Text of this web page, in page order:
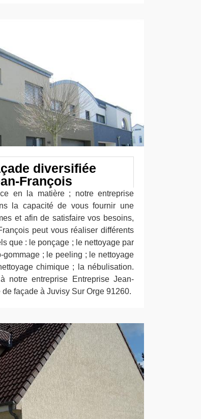
diversifiée
François
en la matière ; notre entreprise
la capacité de vous fournir une
et afin de satisfaire vos besoins,
peut vous réaliser différents
que : le ponçage ; le nettoyage par
; le peeling ; le nettoyage
chimique ; la nébulisation.
notre entreprise Entreprise Jean-
façade à Juvisy Sur Orge 91260.